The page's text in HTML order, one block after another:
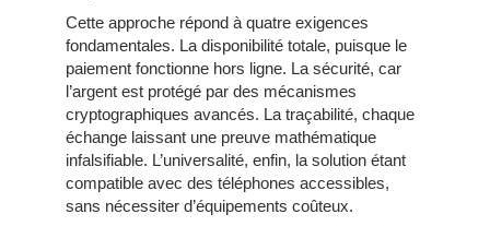
Cette approche répond à quatre exigences
fondamentales. La disponibilité totale, puisque le
paiement fonctionne hors ligne. La sécurité, car
l’argent est protégé par des mécanismes
cryptographiques avancés. La traçabilité, chaque
échange laissant une preuve mathématique
infalsifiable. L’universalité, enfin, la solution étant
compatible avec des téléphones accessibles,
sans nécessiter d’équipements coûteux.